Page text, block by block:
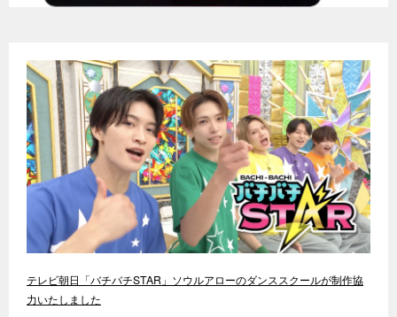
テレビ朝日「バチバチSTAR」ソウルアローのダンススクールが制作協
力いたしました